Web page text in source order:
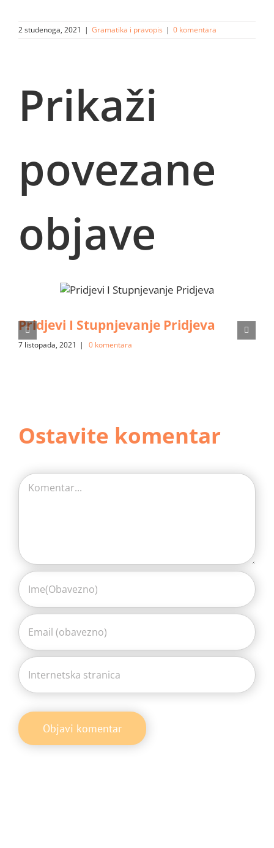
2 studenoga, 2021 | Gramatika i pravopis | 0 komentara
Prikaži
povezane
objave
Pridjevi I Stupnjevanje Pridjeva
7 listopada, 2021 | 0 komentara
Ostavite komentar
Comment